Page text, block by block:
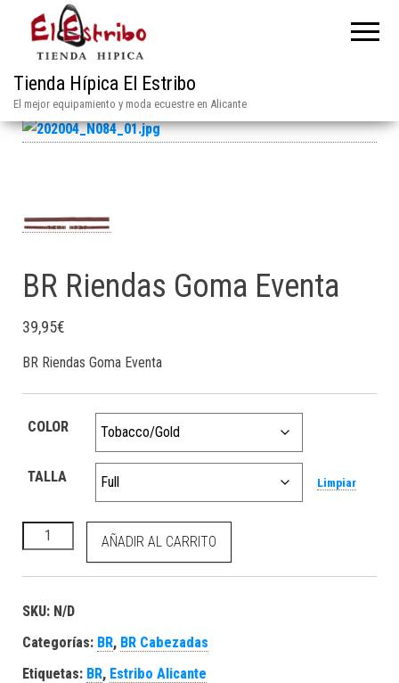
Tienda Hípica El Estribo
El mejor equipamiento y moda ecuestre en Alicante
BR Riendas Goma Eventa
39,95€
BR Riendas Goma Eventa
COLOR
TALLA Limpiar
BR Riendas Goma Eventa cantidad
AÑADIR AL CARRITO
SKU: N/D
Categorías: BR, BR Cabezadas
Etiquetas: BR, Estribo Alicante